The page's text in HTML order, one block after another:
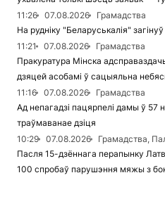
11:26
07.08.2026
Грамадства
На рудніку "Беларуськалія"
11:21
07.08.2026
Грамадства
Пракуратура Мінска
дзяцей асобамі ў сацыяльна
11:16
07.08.2026
Грамадства
Ад непагадзі пацярпелі дамы ў 57
траўмаванае дзіця
10:29
07.08.2026
Грамадства,
Пасля 15-дзённага перапынку
100 спробаў парушэння мяжы з